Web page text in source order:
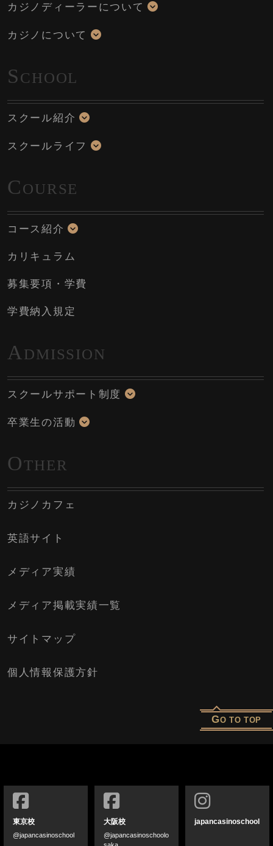
カジノディーラーについて
カジノについて
SCHOOL
スクール紹介
スクールライフ
COURSE
コース紹介
カリキュラム
募集要項・学費
学費納入規定
A DMISSION
スクールサポート制度
卒業生の活動
OTHER
カジノカフェ
英語サイト
メディア実績
メディア掲載実績一覧
サイトマップ
個人情報保護方針
GO TO TOP
東京校
@japancasinoschool
大阪校
@japancasinoschoolo
japancasinoschool